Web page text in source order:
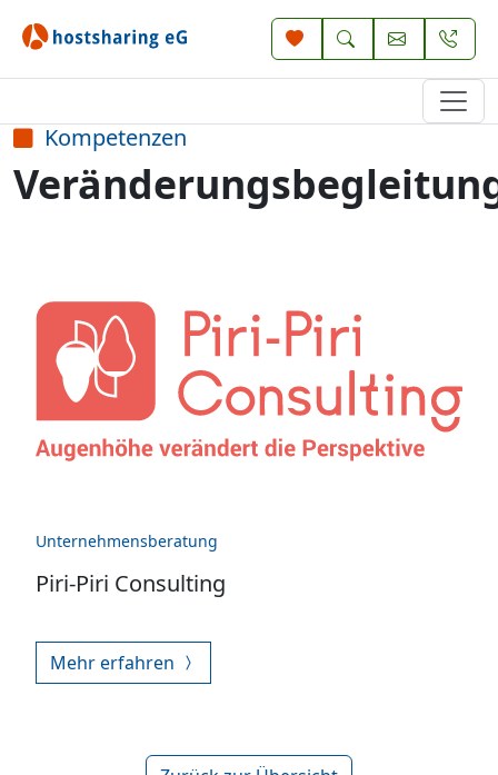
Kompetenzen
Unternehmensberatung
Piri-Piri Consulting
Mehr erfahren